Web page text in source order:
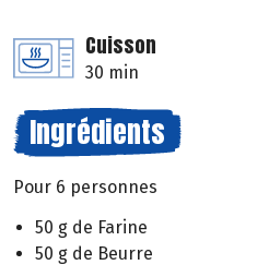
Cuisson
30 min
Ingrédients
Pour 6 personnes
50 g de Farine
50 g de Beurre